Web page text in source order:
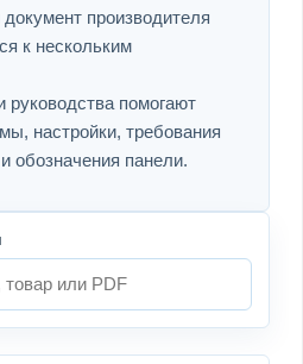
производителя
к нескольким
руководства помогают
настройки, требования
обозначения панели.